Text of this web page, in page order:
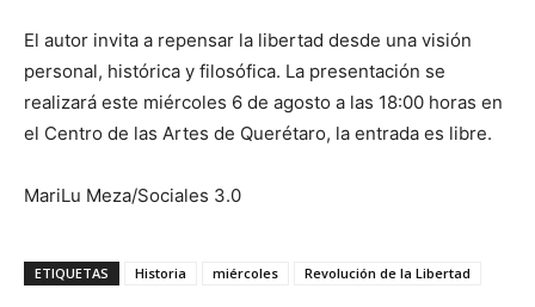
El autor invita a repensar la libertad desde una visión
personal, histórica y filosófica. La presentación se
realizará este miércoles 6 de agosto a las 18:00 horas en
el Centro de las Artes de Querétaro, la entrada es libre.
MariLu Meza/Sociales 3.0
ETIQUETAS Historia miércoles Revolución de la Libertad